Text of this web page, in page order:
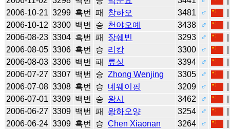
2006-10-21 3299 흑번 패 창하오 3481 ♂
2006-10-12 3300 백번 승 천야오예 3438 ♂
2006-08-23 3304 흑번 패 장쉐빈 3293 ♂
2006-08-05 3306 흑번 승 리캉 3300 ♂
2006-08-03 3306 백번 패 류싱 3394 ♂
2006-07-27 3307 백번 승 Zhong Wenjing 3305 ♂
2006-07-08 3308 흑번 승 녜웨이핑 3209 ♂
2006-07-01 3309 백번 승 왕시 3462 ♂
2006-06-27 3309 백번 패 왕하오양 3254 ♂
2006-06-24 3309 흑번 승 Chen Xiaonan 3264 ♂